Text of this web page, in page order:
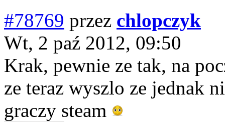
#78769 przez chlopczyk
Wt, 2 paź 2012, 09:50
Krak, pewnie ze tak, na
ze teraz wyszlo ze jednak
graczy steam